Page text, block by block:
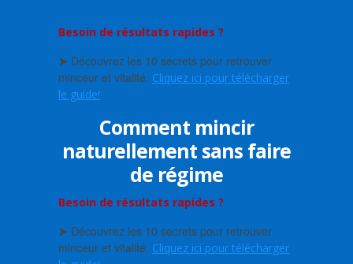
Besoin de résultats rapides ?
➤ Découvrez les 10 secrets pour retrouver
minceur et vitalité. Cliquez ici pour télécharger
le guide!
Comment mincir
naturellement sans faire
de régime
Besoin de résultats rapides ?
➤ Découvrez les 10 secrets pour retrouver
minceur et vitalité. Cliquez ici pour télécharger